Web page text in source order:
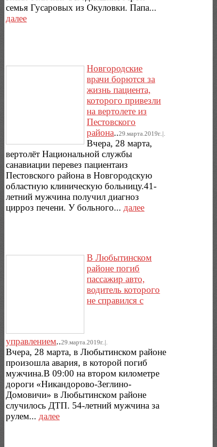
семья Гусаровых из Окуловки. Папа...
далее
Новгородские
врачи борются за
жизнь пациента,
которого привезли
на вертолете из
Пестовского
района..29.марта.2019г..|.
Вчера, 28 марта,
вертолёт Национальной службы
санавиации перевез пациентаиз
Пестовского района в Новгородскую
областную клиническую больницу.41-
летний мужчина получил диагноз
цирроз печени. У больного... далее
В Любытинском
районе погиб
пассажир авто,
водитель которого
не справился с
управлением..29.марта.2019г..|.
Вчера, 28 марта, в Любытинском районе
произошла авария, в которой погиб
мужчина.В 09:00 на втором километре
дороги «Никандорово-Зеглино-
Домовичи» в Любытинском районе
случилось ДТП. 54-летний мужчина за
рулем...далее